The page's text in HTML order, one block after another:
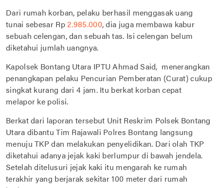
Dari rumah korban, pelaku berhasil menggasak uang
tunai sebesar Rp2.985.000, dia juga membawa kabur
sebuah celengan, dan sebuah tas. Isi celengan belum
diketahui jumlah uangnya.
Kapolsek Bontang Utara IPTU Ahmad Said, menerangkan
penangkapan pelaku Pencurian Pemberatan (Curat) cukup
singkat kurang dari 4 jam. Itu berkat korban cepat
melapor ke polisi.
Berkat dari laporan tersebut Unit Reskrim Polsek Bontang
Utara dibantu Tim Rajawali Polres Bontang langsung
menuju TKP dan melakukan penyelidikan. Dari olah TKP
diketahui adanya jejak kaki berlumpur di bawah jendela.
Setelah ditelusuri jejak kaki itu mengarah ke rumah
terakhir yang berjarak sekitar 100 meter dari rumah